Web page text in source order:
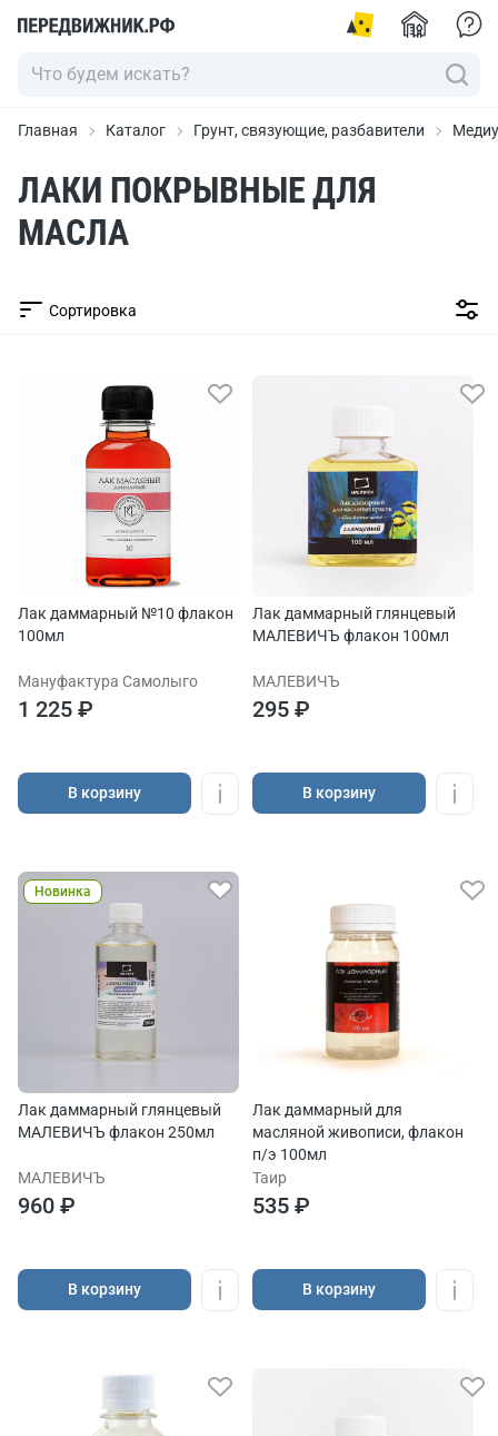
Главная Каталог Грунт, связующие, разбавители
ЛАКИ ПОКРЫВНЫЕ ДЛЯ
МАСЛА
Сортировка
Лак даммарный №10 флакон
100мл
Мануфактура Самолыго
1 225 ₽
В корзину
Лак даммарный глянцевый
МАЛЕВИЧЪ флакон 100мл
МАЛЕВИЧЪ
295 ₽
В корзину
Новинка
Лак даммарный глянцевый
МАЛЕВИЧЪ флакон 250мл
МАЛЕВИЧЪ
960 ₽
В корзину
Лак даммарный для
масляной живописи, флакон
п/э 100мл
Таир
535 ₽
В корзину